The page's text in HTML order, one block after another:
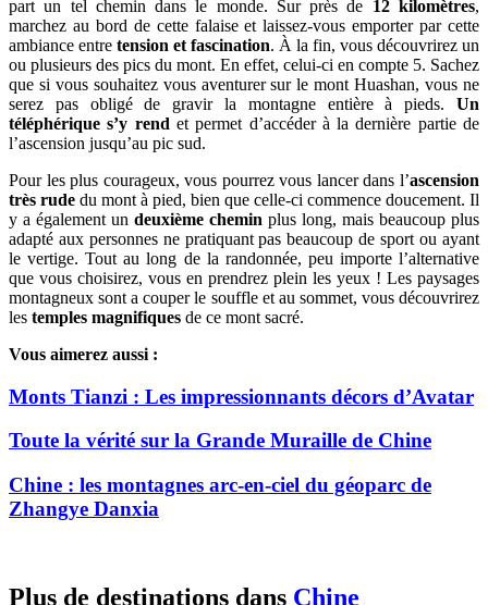
part un tel chemin dans le monde. Sur près de 12 kilomètres,
marchez au bord de cette falaise et laissez-vous emporter par cette
ambiance entre tension et fascination. À la fin, vous découvrirez un
ou plusieurs des pics du mont. En effet, celui-ci en compte 5. Sachez
que si vous souhaitez vous aventurer sur le mont Huashan, vous ne
serez pas obligé de gravir la montagne entière à pieds. Un
téléphérique s’y rend et permet d’accéder à la dernière partie de
l’ascension jusqu’au pic sud.
Pour les plus courageux, vous pourrez vous lancer dans l’ascension
très rude du mont à pied, bien que celle-ci commence doucement. Il
y a également un deuxième chemin plus long, mais beaucoup plus
adapté aux personnes ne pratiquant pas beaucoup de sport ou ayant
le vertige. Tout au long de la randonnée, peu importe l’alternative
que vous choisirez, vous en prendrez plein les yeux ! Les paysages
montagneux sont a couper le souffle et au sommet, vous découvrirez
les temples magnifiques de ce mont sacré.
Vous aimerez aussi :
Monts Tianzi : Les impressionnants décors d’Avatar
Toute la vérité sur la Grande Muraille de Chine
Chine : les montagnes arc-en-ciel du géoparc de
Zhangye Danxia
Plus de destinations dans Chine